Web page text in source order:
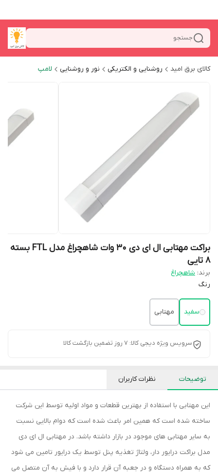
جستجو
کالای برق امید روشنایی و الکتریکی نور و روشنایی لامپ
براکت مهتابی ال ای دی 30 وات شاهچراغ مدل FTL بسته
8 تایی
برند: شاهچراغ
رنگ
سفید مهتابی
سرویس ویژه دیجی کالا: 7 روز تضمین بازگشت کالا
توضیحات نظرات کاربران
این مهتابی با استفاده از بهترین قطعات و مواد اولیه توسط این شرکت
ساخته شده است که همین امر باعث شده است که دوام بالایی نسبت
به سایر مهتابی های موجود در بازار داشته باشد. در مهتابی ال ای دی
مدل براکت درایور دار، ولتاژ تغذیه پنل توسط یک درایور تامین می شود
که به همراه دستگاه و در جعبه آن قرار دارد و با فیش به آن متصل می